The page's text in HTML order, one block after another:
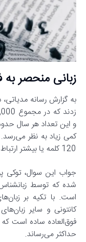
زبانی منحصر به فرد
کمی زیاد به نظر می‌رسد.
120 کلمه یا بیشتر ارتباط مؤثر برقرار کرد؟
جواب این سوال، توکی
شده که توسط
است. با تکیه بر
کانتونی و سایر
فوق‌العاده ساده است
حداکثر می‌رساند.